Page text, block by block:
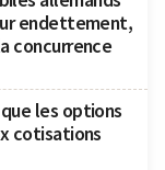
endettement,
concurrence
les options
cotisations